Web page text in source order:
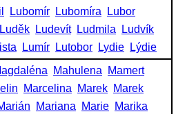
Lubomír Lubomíra
Lubor
Luděk Ludevít Ludmila
Ludvík
Lumír Lutobor Lydie Lýdie
Mahulena
Mamert
Marcelina Marek Marek
Mariana Marie Marika